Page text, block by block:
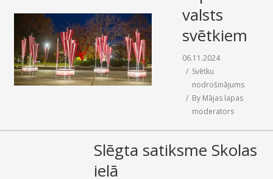
valsts
svētkiem
06.11.2024
Svētku
nodrošinājums
By Mājas lapas
moderators
Slēgta satiksme Skolas
ielā